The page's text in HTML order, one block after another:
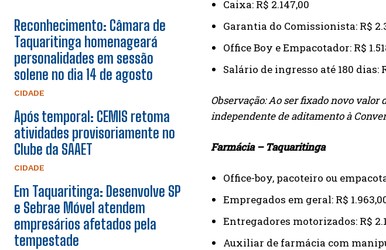
Reconhecimento: Câmara de
Taquaritinga homenageará
personalidades em sessão
solene no dia 14 de agosto
CIDADE
Após temporal: CEMIS retoma
atividades provisoriamente no
Clube da SAAET
CIDADE
Em Taquaritinga: Desenvolve SP
e Sebrae Móvel atendem
empresários afetados pela
tempestade
Caixa: R$ 2.147,00
Garantia do Comissionista: R$
Office Boy e Empacotador: R$
Salário de ingresso até 180 dias:
Observação: Ao ser fixado novo valor
independente de aditamento à
Farmácia – Taquaritinga
Office-boy, pacoteiro ou
Empregados em geral: R$
Entregadores motorizados: R$
Auxiliar de farmácia com